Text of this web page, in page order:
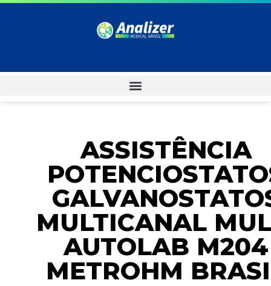
ASSISTÊNCIA
MULTICANAL
AUTOLAB M204
METROHM